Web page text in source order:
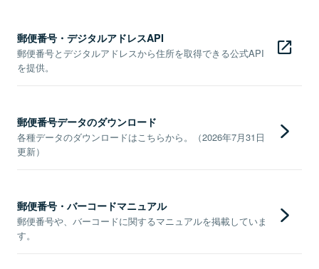
郵便番号・デジタルアドレスAPI
郵便番号とデジタルアドレスから住所を取得できる公式API
を提供。
郵便番号データのダウンロード
各種データのダウンロードはこちらから。（2026年7月31日
更新）
郵便番号・バーコードマニュアル
郵便番号や、バーコードに関するマニュアルを掲載していま
す。